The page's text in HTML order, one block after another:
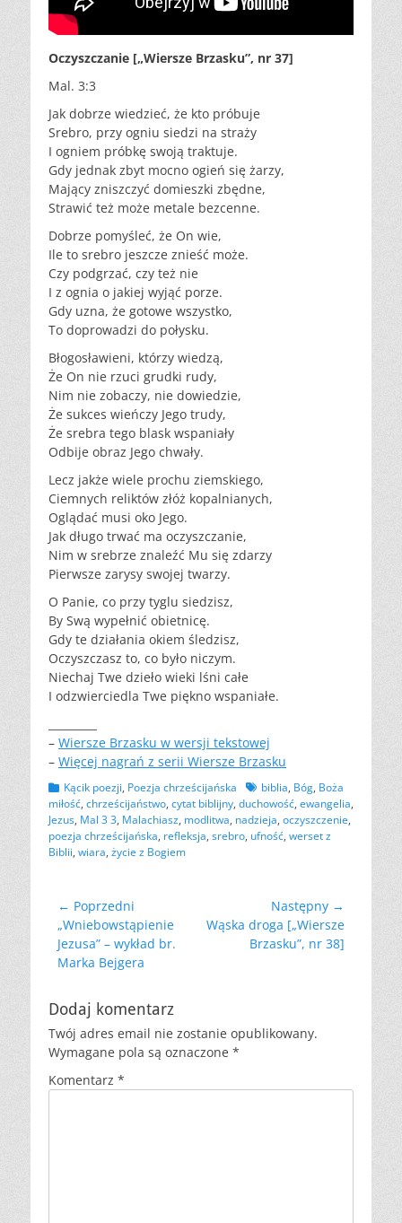
Oczyszczanie [„Wiersze Brzasku”, nr 37]
Mal. 3:3
Jak dobrze wiedzieć, że kto próbuje
Srebro, przy ogniu siedzi na straży
I ogniem próbkę swoją traktuje.
Gdy jednak zbyt mocno ogień się żarzy,
Mający zniszczyć domieszki zbędne,
Strawić też może metale bezcenne.
Dobrze pomyśleć, że On wie,
Ile to srebro jeszcze znieść może.
Czy podgrzać, czy też nie
I z ognia o jakiej wyjąć porze.
Gdy uzna, że gotowe wszystko,
To doprowadzi do połysku.
Błogosławieni, którzy wiedzą,
Że On nie rzuci grudki rudy,
Nim nie zobaczy, nie dowiedzie,
Że sukces wieńczy Jego trudy,
Że srebra tego blask wspaniały
Odbije obraz Jego chwały.
Lecz jakże wiele prochu ziemskiego,
Ciemnych reliktów złóż kopalnianych,
Oglądać musi oko Jego.
Jak długo trwać ma oczyszczanie,
Nim w srebrze znaleźć Mu się zdarzy
Pierwsze zarysy swojej twarzy.
O Panie, co przy tyglu siedzisz,
By Swą wypełnić obietnicę.
Gdy te działania okiem śledzisz,
Oczyszczasz to, co było niczym.
Niechaj Twe dzieło wieki lśni całe
I odzwierciedla Twe piękno wspaniałe.
– Wiersze Brzasku w wersji tekstowej
– Więcej nagrań z serii Wiersze Brzasku
Kategorii
Kącik poezji, Poezja chrześcijańska Tagów
biblia, Bóg, Boża
miłość, chrześcijaństwo, cytat biblijny, duchowość, ewangelia,
Jezus, Mal 3 3, Malachiasz, modlitwa, nadzieja, oczyszczenie,
poezja chrześcijańska, refleksja, srebro, ufność, werset z
Biblii, wiara, życie z Bogiem
Nawigacja
wpisu
← Poprzedni
Poprzedni
wpis:
„Wniebowstąpienie
Jezusa” – wykład br.
Marka Bejgera
Następny →
Następny
Wąska droga [„Wiersze
Brzasku”, nr 38]
Dodaj komentarz
Twój adres email nie zostanie opublikowany.
Wymagane pola są oznaczone *
Komentarz *